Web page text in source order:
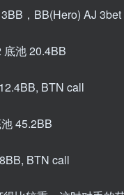
，BB(Hero) AJ
底池 20.4BB
BTN call
45.2BB
BTN call